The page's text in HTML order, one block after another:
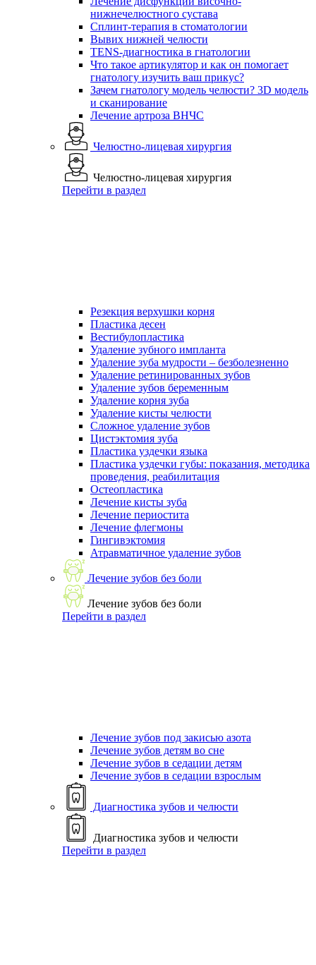
нижнечелюстного сустава
Сплинт-терапия в стоматологии
Вывих нижней челюсти
TENS-диагностика в гнатологии
Что такое артикулятор и как он помогает
гнатологу изучить ваш прикус?
Зачем гнатологу модель челюсти? 3D модель
и сканирование
Лечение артроза ВНЧС
Челюстно-лицевая хирургия
Челюстно-лицевая хирургия
Перейти в раздел
Резекция верхушки корня
Пластика десен
Вестибулопластика
Удаление зубного импланта
Удаление зуба мудрости – безболезненно
Удаление ретинированных зубов
Удаление зубов беременным
Удаление корня зуба
Удаление кисты челюсти
Сложное удаление зубов
Цистэктомия зуба
Пластика уздечки языка
Пластика уздечки губы: показания, методика
проведения, реабилитация
Остеопластика
Лечение кисты зуба
Лечение периостита
Лечение флегмоны
Гингивэктомия
Атравматичное удаление зубов
Лечение зубов без боли
Лечение зубов без боли
Перейти в раздел
Лечение зубов под закисью азота
Лечение зубов детям во сне
Лечение зубов в седации детям
Лечение зубов в седации взрослым
Диагностика зубов и челюсти
Диагностика зубов и челюсти
Перейти в раздел